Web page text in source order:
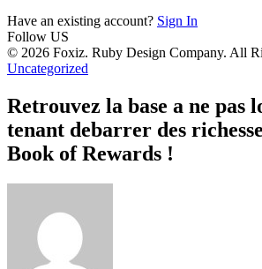
Have an existing account? Sign In
Follow US
© 2026 Foxiz. Ruby Design Company. All
Uncategorized
Retrouvez la base a ne pas
tenant debarrer des
Book of Rewards !